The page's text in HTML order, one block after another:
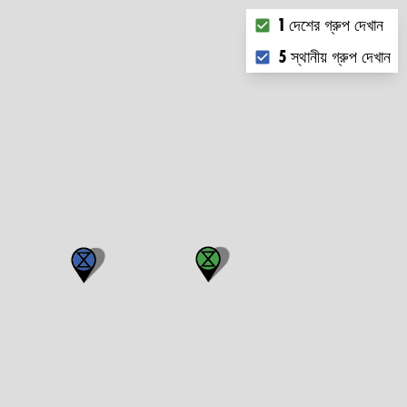
Choose what you
1 দেশের গ্রুপ দেখান
5 স্থানীয় গ্রুপ দেখান